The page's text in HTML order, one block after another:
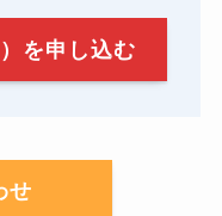
を申し込む
せ